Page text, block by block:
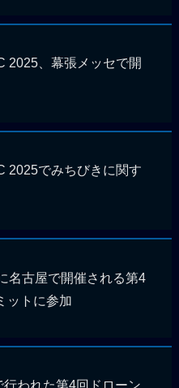
2025、幕張メッセで開
2025でみちびきに関す
名古屋で開催される第4
ットに参加
行われた第4回ドローン